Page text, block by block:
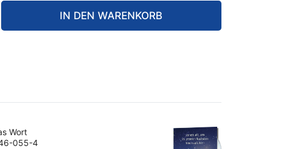
IN DEN WARENKORB
Wort
055-4